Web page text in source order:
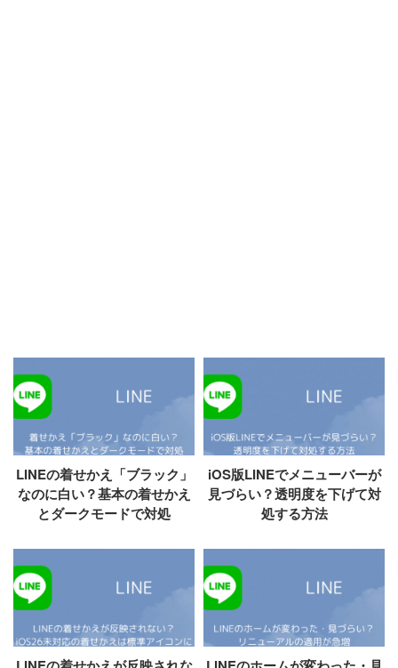
LINEの着せかえ「ブラック」
なのに白い？基本の着せかえ
とダークモードで対処
iOS版LINEでメニューバーが
見づらい？透明度を下げて対
処する方法